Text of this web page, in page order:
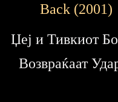
Back (2001)
Џеј и Тивкиот
Возвраќаат